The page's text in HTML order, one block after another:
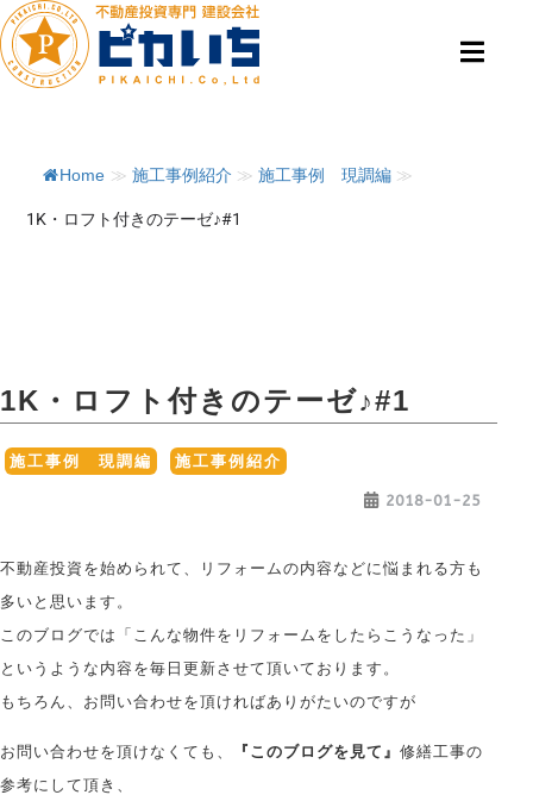
Home ≫ 施工事例紹介 ≫ 施工事例 現調編 ≫
1K・ロフト付きのテーゼ♪#1
1K・ロフト付きのテーゼ♪#1
施工事例 現調編 施工事例紹介
2018-01-25
不動産投資を始められて、リフォームの内容などに悩まれる方も
多いと思います。
このブログでは「こんな物件をリフォームをしたらこうなった」
というような内容を毎日更新させて頂いております。
もちろん、お問い合わせを頂ければありがたいのですが
お問い合わせを頂けなくても、 『このブログを見て』 修繕工事の
参考にして頂き、